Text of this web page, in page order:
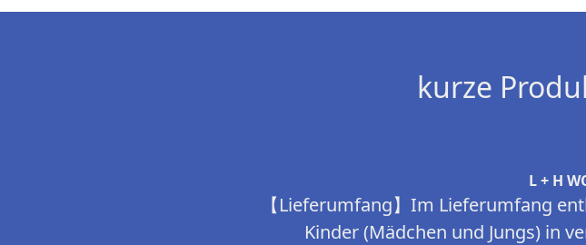
kurze
L + H
【Lieferumfang】Im Lieferumfang
Kinder (Mädchen und Jungs) in